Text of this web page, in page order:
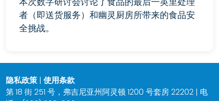
者（即送货服务）和幽灵厨房所带来的食品安
全挑战。
隐私政策 | 使用条款
第 18 街 251 号，弗吉尼亚州阿灵顿 1200 号套房 22202 | 电